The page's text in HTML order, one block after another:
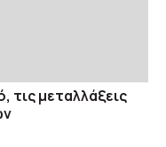
τις μεταλλάξεις